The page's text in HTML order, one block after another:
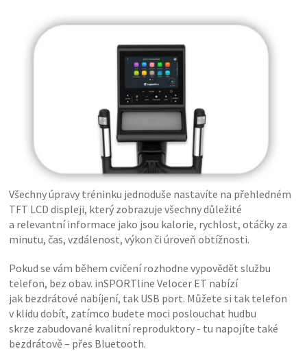
Všechny úpravy tréninku jednoduše nastavíte na přehledném
TFT LCD displeji, který zobrazuje všechny důležité
a relevantní informace jako jsou kalorie, rychlost, otáčky za
minutu, čas, vzdálenost, výkon či úroveň obtížnosti.
Pokud se vám během cvičení rozhodne vypovědět službu
telefon, bez obav. inSPORTline Velocer ET nabízí
jak bezdrátové nabíjení, tak USB port. Můžete si tak telefon
v klidu dobít, zatímco budete moci poslouchat hudbu
skrze zabudované kvalitní reproduktory - tu napojíte také
bezdrátově – přes Bluetooth.